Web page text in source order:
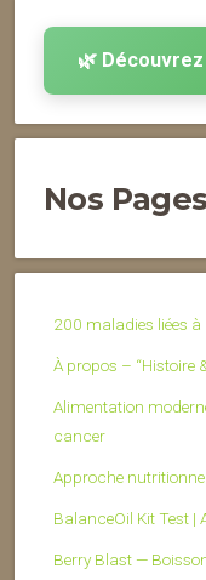
🌿
Nos Pages
200 maladies liées
À propos – “Histoire
Alimentation
cancer
Approche
BalanceOil Kit Test |
Berry Blast —